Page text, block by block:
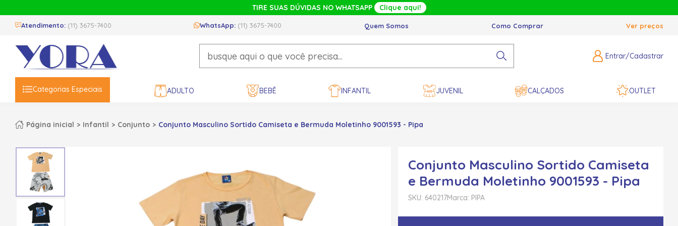
TIRE SUAS DÚVIDAS NO WHATSAPP Clique aqui!
Atendimento: (11) 3675-7400 WhatsApp: (11) 3675-7400 Quem Somos Como Comprar Ver preços
Entrar/Cadastrar
Categorias Especiais ADULTO BEBÊ INFANTIL JUVENIL CALÇADOS OUTLET
Página inicial Infantil Conjunto Conjunto Masculino Sortido Camiseta e Bermuda Moletinho 9001593 - Pipa
Conjunto Masculino Sortido Camiseta
e Bermuda Moletinho 9001593 - Pipa
SKU: 640217Marca: PIPA